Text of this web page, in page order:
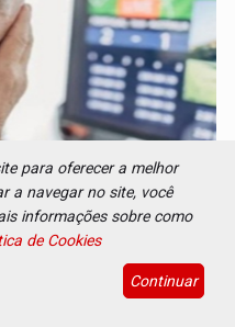
começam a afetar
empresas
recorrentes, queda de
para oferecer a melhor
a navegar no site, você
informações sobre como
de Cookies
Continuar